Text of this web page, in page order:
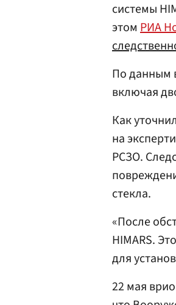
системы
этом РИА
По данным
включая
Как
на
РСЗО.
стекла.
«После
HIMARS.
для
22 мая